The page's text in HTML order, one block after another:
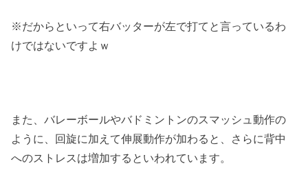
※だからといって右バッターが左で打てと言っているわ
けではないですよｗ
また、バレーボールやバドミントンのスマッシュ動作の
ように、回旋に加えて伸展動作が加わると、さらに背中
へのストレスは増加するといわれています。